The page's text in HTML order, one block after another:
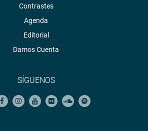
Contrastes
Agenda
Editorial
Damos Cuenta
SÍGUENOS